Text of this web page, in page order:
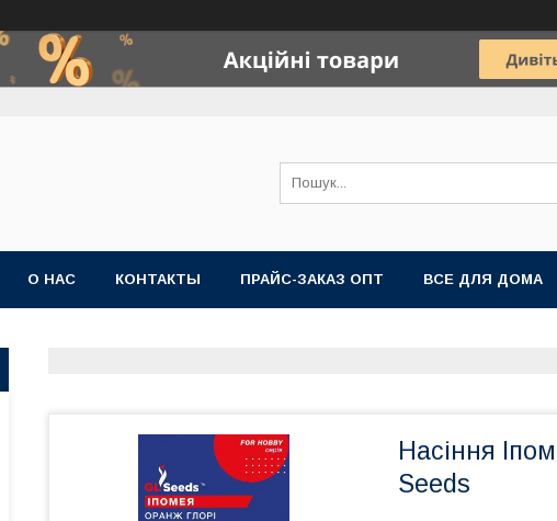
О НАС КОНТАКТЫ ПРАЙС-ЗАКАЗ ОПТ ВСЕ ДЛЯ ДОМА
Насіння
Seeds